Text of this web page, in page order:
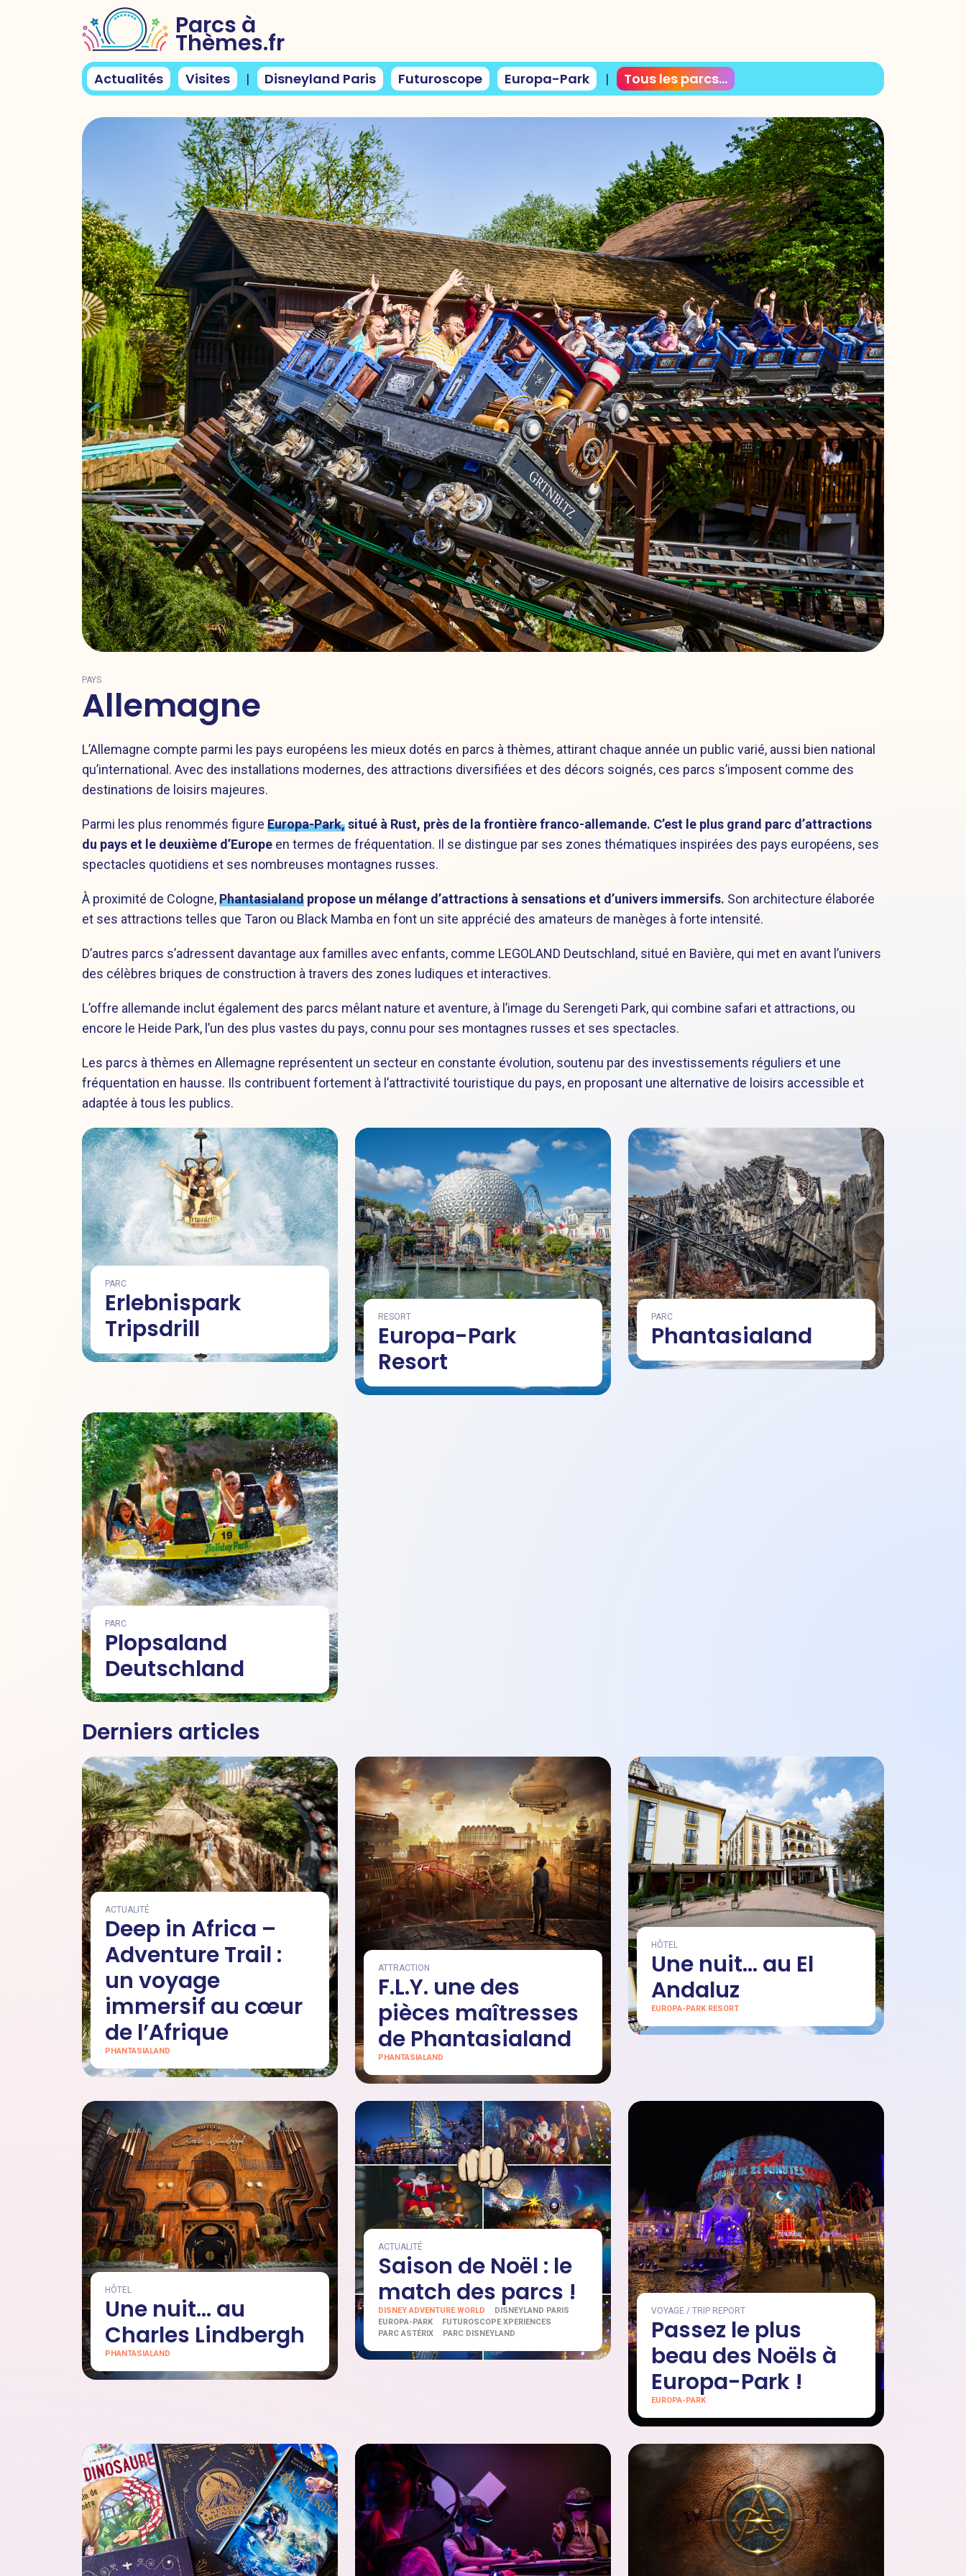
Parcs à
Thèmes.fr
Actualités Visites | Disneyland Paris Futuroscope Europa-Park | Tous les parcs...
PAYS
Allemagne
L’Allemagne compte parmi les pays européens les mieux dotés en parcs à thèmes, attirant chaque année un public varié, aussi bien national
qu’international. Avec des installations modernes, des attractions diversifiées et des décors soignés, ces parcs s’imposent comme des
destinations de loisirs majeures.
Parmi les plus renommés figure Europa-Park,situé à Rust, près de la frontière franco-allemande. C’est le plus grand parc d’attractions
du pays et le deuxième d’Europe en termes de fréquentation. Il se distingue par ses zones thématiques inspirées des pays européens, ses
spectacles quotidiens et ses nombreuses montagnes russes.
À proximité de Cologne,Phantasialand propose un mélange d’attractions à sensations et d’univers immersifs. Son architecture élaborée
et ses attractions telles que Taron ou Black Mamba en font un site apprécié des amateurs de manèges à forte intensité.
D’autres parcs s’adressent davantage aux familles avec enfants, comme LEGOLAND Deutschland, situé en Bavière, qui met en avant l’univers
des célèbres briques de construction à travers des zones ludiques et interactives.
L’offre allemande inclut également des parcs mêlant nature et aventure, à l’image du Serengeti Park, qui combine safari et attractions, ou
encore le Heide Park, l’un des plus vastes du pays, connu pour ses montagnes russes et ses spectacles.
Les parcs à thèmes en Allemagne représentent un secteur en constante évolution, soutenu par des investissements réguliers et une
fréquentation en hausse. Ils contribuent fortement à l’attractivité touristique du pays, en proposant une alternative de loisirs accessible et
adaptée à tous les publics.
PARC
Erlebnispark
Tripsdrill
RESORT
Europa-Park
Resort
PARC
Phantasialand
PARC
Plopsaland
Deutschland
Derniers articles
ACTUALITÉ
Deep in Africa –
Adventure Trail :
un voyage
immersif au cœur
de l’Afrique
PHANTASIALAND
ATTRACTION
F.L.Y. une des
pièces maîtresses
de Phantasialand
PHANTASIALAND
HÔTEL
Une nuit… au El
Andaluz
EUROPA-PARK RESORT
HÔTEL
Une nuit… au
Charles Lindbergh
PHANTASIALAND
ACTUALITÉ
Saison de Noël : le
match des parcs !
DISNEY ADVENTURE WORLD
DISNEYLAND PARIS
EUROPA-PARK
FUTUROSCOPE XPERIENCES
PARC ASTÉRIX
PARC DISNEYLAND
VOYAGE / TRIP REPORT
Passez le plus
beau des Noëls à
Europa-Park !
EUROPA-PARK